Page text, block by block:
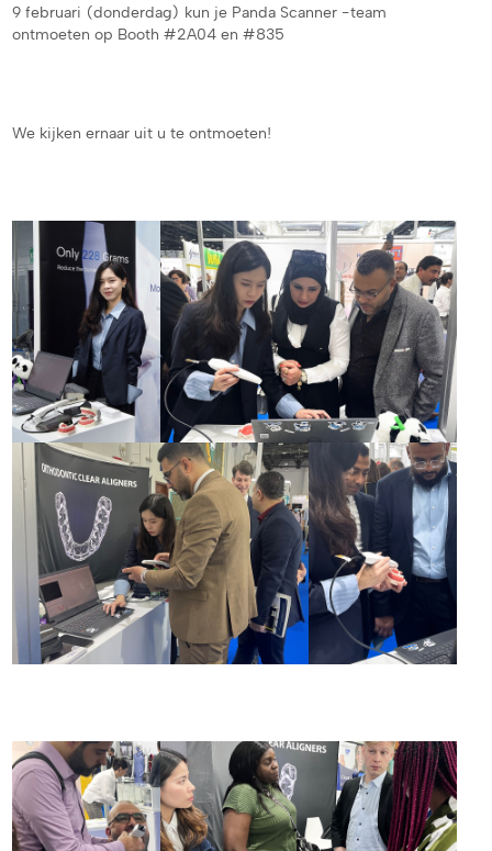
9 februari (donderdag) kun je Panda Scanner -team
ontmoeten op Booth #2A04 en #835
We kijken ernaar uit u te ontmoeten!